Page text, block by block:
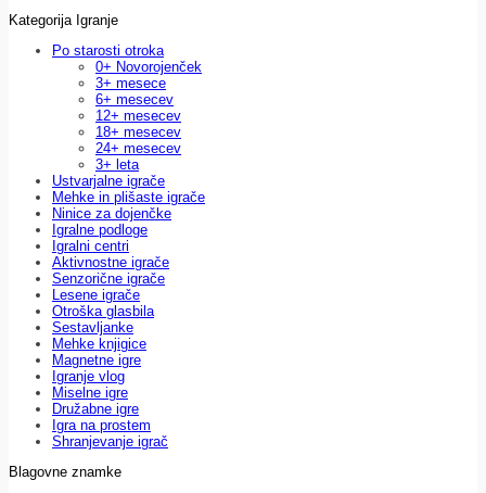
Kategorija Igranje
Po starosti otroka
0+ Novorojenček
3+ mesece
6+ mesecev
12+ mesecev
18+ mesecev
24+ mesecev
3+ leta
Ustvarjalne igrače
Mehke in plišaste igrače
Ninice za dojenčke
Igralne podloge
Igralni centri
Aktivnostne igrače
Senzorične igrače
Lesene igrače
Otroška glasbila
Sestavljanke
Mehke knjigice
Magnetne igre
Igranje vlog
Miselne igre
Družabne igre
Igra na prostem
Shranjevanje igrač
Blagovne znamke